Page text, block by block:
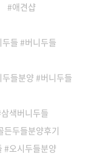
애견샵
들 #버니두들
들분양 #버니두들
색버니두들
든두들분양후기
#오시두들분양